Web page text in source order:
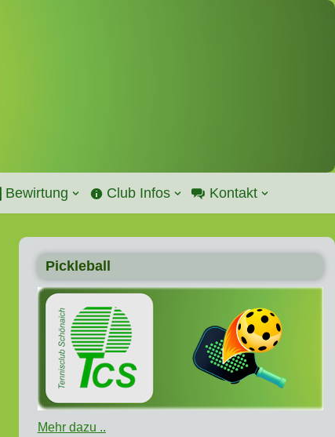
Bewirtung Club Infos Kontakt
Pickleball
Mehr dazu ..